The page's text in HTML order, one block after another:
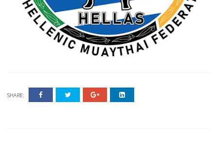
SHARE: